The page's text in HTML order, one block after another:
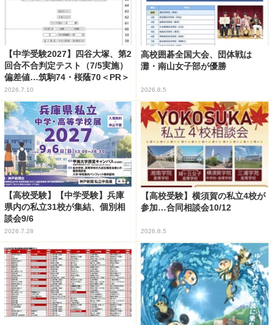
【中学受験2027】四谷大塚、第2
回合不合判定テスト（7/5実施）
偏差値…筑駒74・桜蔭70＜PR＞
2026.7.10
高校囲碁全国大会、団体戦は
灘・南山女子部が優勝
2026.8.5
【高校受験】【中学受験】兵庫
県内の私立31校が集結、個別相
談会9/6
2026.7.28
【高校受験】横須賀の私立4校が
参加…合同相談会10/12
2026.8.5